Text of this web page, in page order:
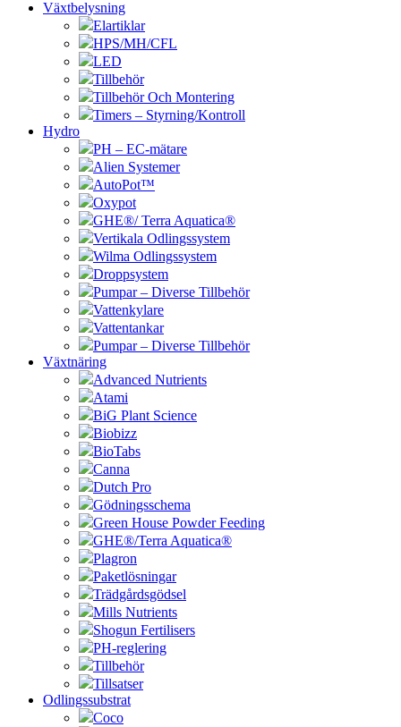
Växtbelysning
Elartiklar
HPS/MH/CFL
LED
Tillbehör
Tillbehör Och Montering
Timers – Styrning/Kontroll
Hydro
PH – EC-mätare
Alien Systemer
AutoPot™
Oxypot
GHE®/ Terra Aquatica®
Vertikala Odlingssystem
Wilma Odlingssystem
Droppsystem
Pumpar – Diverse Tillbehör
Vattenkylare
Vattentankar
Pumpar – Diverse Tillbehör
Växtnäring
Advanced Nutrients
Atami
BiG Plant Science
Biobizz
BioTabs
Canna
Dutch Pro
Gödningsschema
Green House Powder Feeding
GHE®/Terra Aquatica®
Plagron
Paketlösningar
Trädgårdsgödsel
Mills Nutrients
Shogun Fertilisers
PH-reglering
Tillbehör
Tillsatser
Odlingssubstrat
Coco